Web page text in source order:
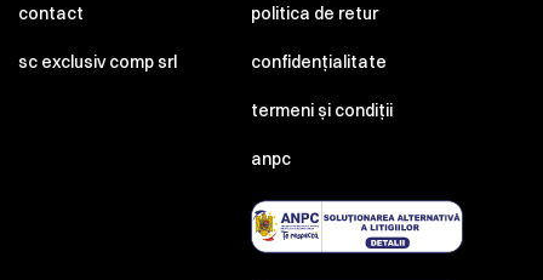
contact
sc exclusiv comp srl
politica de retur
confidențialitate
termeni și condiții
anpc